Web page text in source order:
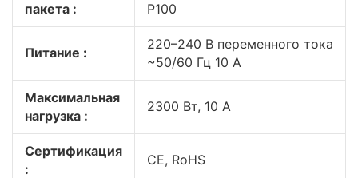
пакета :
P100
Питание :
220–240 В переменного тока
~50/60 Гц 10 A
Максимальная
нагрузка :
2300 Вт, 10 А
Сертификация
:
CE, RoHS